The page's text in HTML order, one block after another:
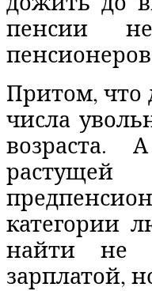
пенсии
Притом, что
числа
возраста.
категории
найти не
зарплатой,